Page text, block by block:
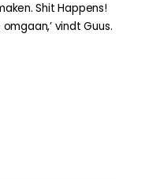
Shit Happens!
vindt Guus.